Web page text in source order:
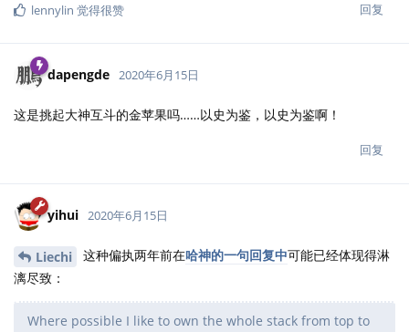
回复
lennylin 觉得很赞
dapengde 2020年6月15日
这是挑起大神互斗的金苹果吗……以史为鉴，以史为鉴啊！
回复
yihui 2020年6月15日
Liechi 这种偏执两年前在哈神的一句回复中可能已经体现得淋
漓尽致：
Where possible I like to own the whole stack from top to